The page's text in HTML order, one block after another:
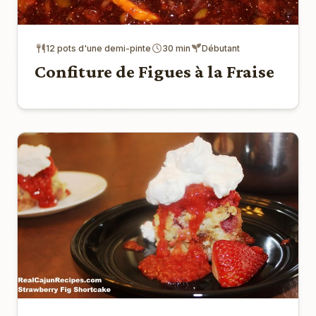
12 pots d'une demi-pinte 30 min Débutant
Confiture de Figues à la Fraise